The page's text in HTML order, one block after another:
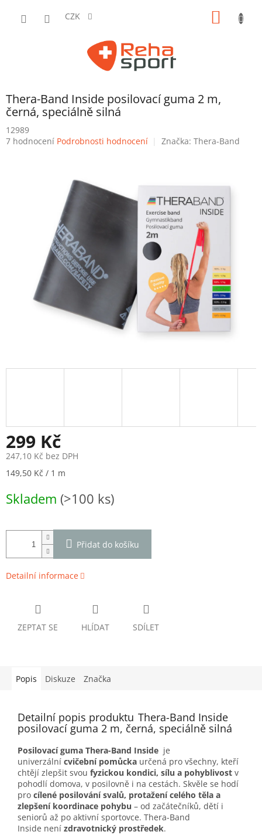
CZK
Thera-Band Inside posilovací guma 2 m,
černá, speciálně silná
12989
Průměrné
7 hodnocení Podrobnosti hodnocení Značka: Thera-Band
299 Kč
247,10 Kč bez DPH
Měrná
149,50 Kč / 1 m
Skladem (>100 ks)
Přidat do košíku
Detailní informace
ZEPTAT SE HLÍDAT SDÍLET
Popis Diskuze Značka
Detailní popis produktu Thera-Band Inside
posilovací guma 2 m, černá, speciálně silná
Posilovací guma Thera-Band Inside je
univerzální cvičební pomůcka určená pro všechny, kteří
chtějí zlepšit svou fyzickou kondici, sílu a pohyblivost v
pohodlí domova, v posilovně i na cestách. Skvěle se hodí
pro cílené posilování svalů, protažení celého těla a
zlepšení koordinace pohybu – od začátečníků, dětí i
seniorů až po aktivní sportovce. Thera-Band
Inside není zdravotnický prostředek.